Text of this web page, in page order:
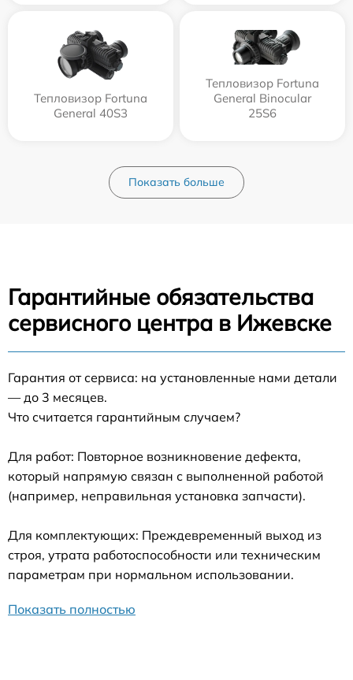
Тепловизор Fortuna
General 40S3
Тепловизор Fortuna
General Binocular
25S6
Показать больше
Гарантийные обязательства
сервисного центра в Ижевске
Гарантия от сервиса: на установленные нами детали
— до 3 месяцев.
Что считается гарантийным случаем?
Для работ: Повторное возникновение дефекта,
который напрямую связан с выполненной работой
(например, неправильная установка запчасти).
Для комплектующих: Преждевременный выход из
строя, утрата работоспособности или техническим
параметрам при нормальном использовании.
Показать полностью